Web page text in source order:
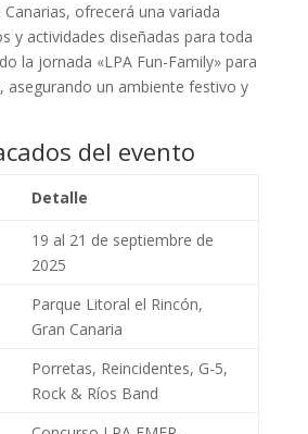
ofrecerá una variada
y actividades diseñadas para toda
la jornada «LPA Fun-Family» para
asegurando un ambiente festivo y
del evento
Detalle
19 al 21 de septiembre de
2025
Parque Litoral el Rincón,
Gran Canaria
Porretas, Reincidentes, G-5,
Rock & Ríos Band